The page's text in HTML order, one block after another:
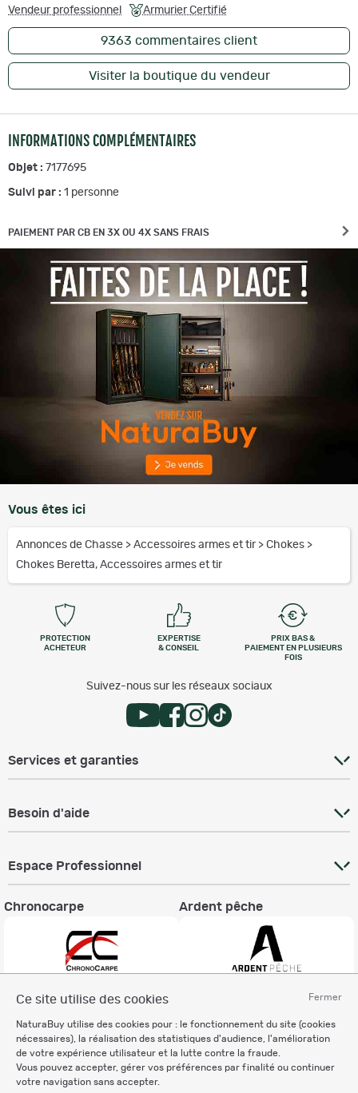
Fermer
Ce site utilise des cookies
NaturaBuy utilise des cookies pour : le fonctionnement du site (cookies
nécessaires), la réalisation des statistiques d'audience, l'amélioration
de votre expérience utilisateur et la lutte contre la fraude.
Vous pouvez accepter, gérer vos préférences par finalité ou continuer
votre navigation sans accepter.
Vendeur professionnel Armurier Certifié
9363 commentaires client
Visiter la boutique du vendeur
INFORMATIONS COMPLÉMENTAIRES
Objet : 7177695
Suivi par : 1 personne
PAIEMENT PAR CB EN 3X OU 4X SANS FRAIS
Vous êtes ici
Annonces de Chasse > Accessoires armes et tir > Chokes >
Chokes Beretta, Accessoires armes et tir
PROTECTION
ACHETEUR
EXPERTISE
& CONSEIL
PRIX BAS &
PAIEMENT EN PLUSIEURS
FOIS
Suivez-nous sur les réseaux sociaux
Services et garanties
Besoin d'aide
Espace Professionnel
Chronocarpe Ardent pêche
Charte éthique
Mentions légales
Règlement & Conditions d'utilisation
Politique de protection